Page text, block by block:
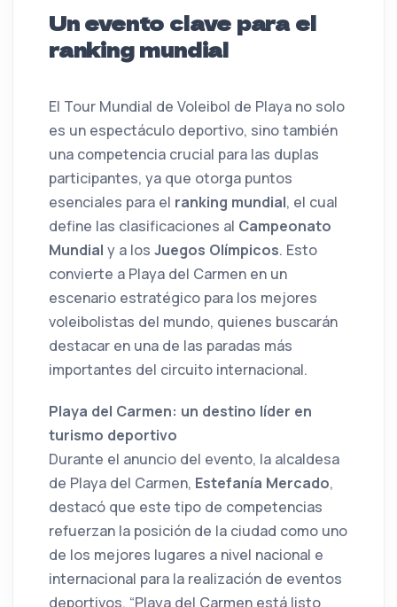
Un evento clave para el
ranking mundial
El Tour Mundial de Voleibol de Playa no solo
es un espectáculo deportivo, sino también
una competencia crucial para las duplas
participantes, ya que otorga puntos
esenciales para el ranking mundial, el cual
define las clasificaciones al Campeonato
Mundial y a los Juegos Olímpicos. Esto
convierte a Playa del Carmen en un
escenario estratégico para los mejores
voleibolistas del mundo, quienes buscarán
destacar en una de las paradas más
importantes del circuito internacional.
Playa del Carmen: un destino líder en
turismo deportivo
Durante el anuncio del evento, la alcaldesa
de Playa del Carmen, Estefanía Mercado,
destacó que este tipo de competencias
refuerzan la posición de la ciudad como uno
de los mejores lugares a nivel nacional e
internacional para la realización de eventos
deportivos. “Playa del Carmen está listo